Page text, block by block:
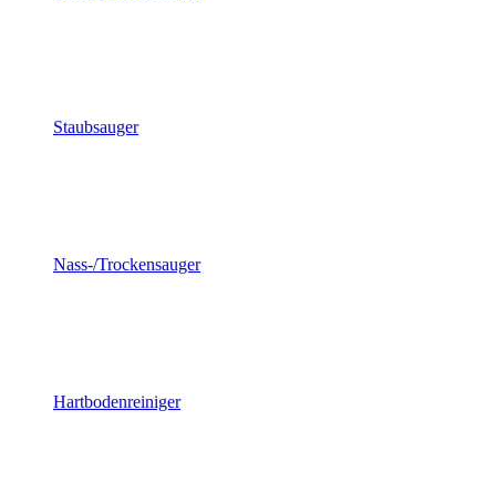
Staubsauger
Nass-/Trockensauger
Hartbodenreiniger